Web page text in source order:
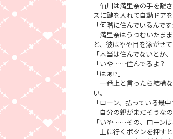
仙川は満里奈の手を離
スに鍵を入れて自動ドア
「何階に住んでいるんです
満里奈はうつむいたま
と、彼はやや目を泳がせ
「本当は住んでないとか
「いや……住んでるよ？
「はぁ!?」
一番上と言ったら結構
い。
「ローン、払っている最中
自分の親がまだそうな
「いや……その、ローンは
上に行くボタンを押す